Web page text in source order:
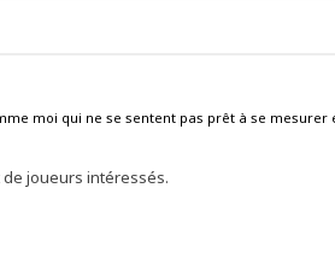
moi qui ne se sentent pas prêt à se mesurer
de joueurs intéressés.